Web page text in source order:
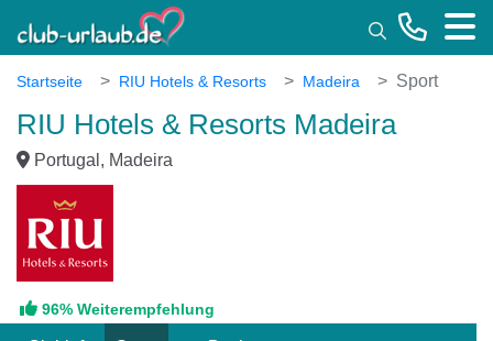
Startseite RIU Hotels & Resorts Madeira Sport
RIU Hotels & Resorts Madeira
Portugal, Madeira
96% Weiterempfehlung